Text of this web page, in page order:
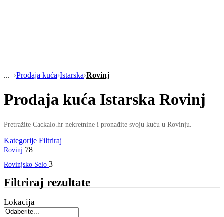
›Prodaja kuća›Istarska›Rovinj
Prodaja kuća Istarska Rovinj
Pretražite Cackalo.hr nekretnine i pronađite svoju kuću u Rovinju.
Kategorije Filtriraj
Rovinj 78
Rovinjsko Selo 3
Filtriraj rezultate
Lokacija